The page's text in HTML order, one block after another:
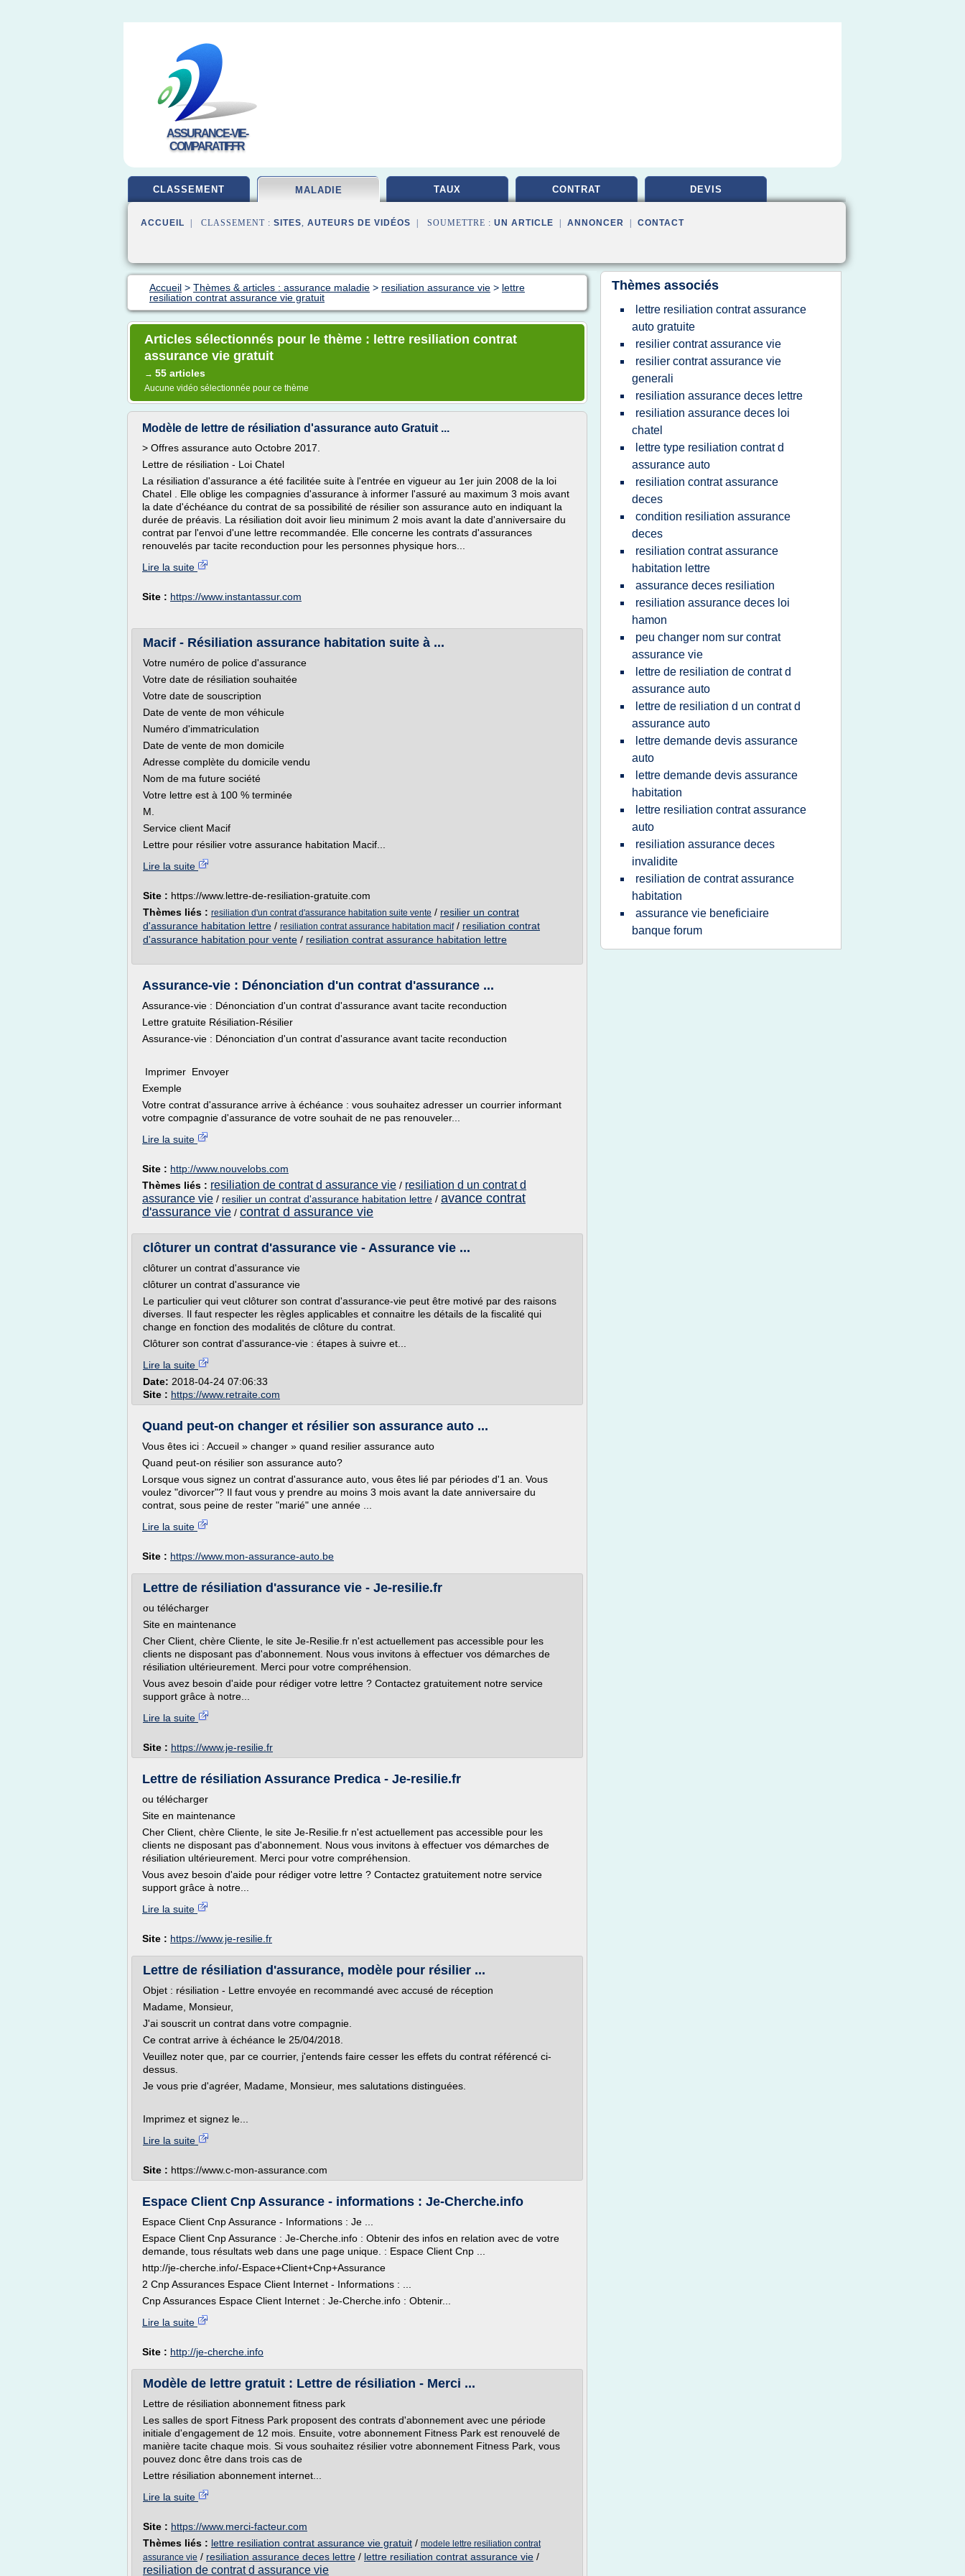
ASSURANCE-VIE-
COMPARATIF.FR
CLASSEMENT MALADIE TAUX CONTRAT DEVIS
ACCUEIL | CLASSEMENT : SITES, AUTEURS DE VIDÉOS | SOUMETTRE : UN ARTICLE ANNONCER CONTACT
Accueil > Thèmes & articles : assurance maladie > resiliation assurance vie > lettre
resiliation contrat assurance vie gratuit
Articles sélectionnés pour le thème : lettre resiliation contrat
assurance vie gratuit
→ 55 articles
Aucune vidéo sélectionnée pour ce thème
Modèle de lettre de résiliation d'assurance auto Gratuit ...
> Offres assurance auto Octobre 2017.
Lettre de résiliation - Loi Chatel
La résiliation d'assurance a été facilitée suite à l'entrée en vigueur au 1er juin 2008 de la loi
Chatel . Elle oblige les compagnies d'assurance à informer l'assuré au maximum 3 mois avant
la date d'échéance du contrat de sa possibilité de résilier son assurance auto en indiquant la
durée de préavis. La résiliation doit avoir lieu minimum 2 mois avant la date d'anniversaire du
contrat par l'envoi d'une lettre recommandée. Elle concerne les contrats d'assurances
renouvelés par tacite reconduction pour les personnes physique hors...
Lire la suite
Site : https://www.instantassur.com
Macif - Résiliation assurance habitation suite à ...
Votre numéro de police d'assurance
Votre date de résiliation souhaitée
Votre date de souscription
Date de vente de mon véhicule
Numéro d'immatriculation
Date de vente de mon domicile
Adresse complète du domicile vendu
Nom de ma future société
Votre lettre est à 100 % terminée
M.
Service client Macif
Lettre pour résilier votre assurance habitation Macif...
Lire la suite
Site : https://www.lettre-de-resiliation-gratuite.com
Thèmes liés : resiliation d'un contrat d'assurance habitation suite vente / resilier un contrat
d'assurance habitation lettre / resiliation contrat assurance habitation macif/ resiliation contrat
d'assurance habitation pour vente / resiliation contrat assurance habitation lettre
Assurance-vie : Dénonciation d'un contrat d'assurance ...
Assurance-vie : Dénonciation d'un contrat d'assurance avant tacite reconduction
Lettre gratuite Résiliation-Résilier
Assurance-vie : Dénonciation d'un contrat d'assurance avant tacite reconduction
Imprimer Envoyer
Exemple
Votre contrat d'assurance arrive à échéance : vous souhaitez adresser un courrier informant
votre compagnie d'assurance de votre souhait de ne pas renouveler...
Lire la suite
Site : http://www.nouvelobs.com
Thèmes liés : resiliation de contrat d assurance vie / resiliation d un contrat d
assurance vie / resilier un contrat d'assurance habitation lettre / avance contrat
d'assurance vie / contrat d assurance vie
clôturer un contrat d'assurance vie - Assurance vie ...
clôturer un contrat d'assurance vie
clôturer un contrat d'assurance vie
Le particulier qui veut clôturer son contrat d'assurance-vie peut être motivé par des raisons
diverses. Il faut respecter les règles applicables et connaitre les détails de la fiscalité qui
change en fonction des modalités de clôture du contrat.
Clôturer son contrat d'assurance-vie : étapes à suivre et...
Lire la suite
Date: 2018-04-24 07:06:33
Site : https://www.retraite.com
Quand peut-on changer et résilier son assurance auto ...
Vous êtes ici : Accueil » changer » quand resilier assurance auto
Quand peut-on résilier son assurance auto?
Lorsque vous signez un contrat d'assurance auto, vous êtes lié par périodes d'1 an. Vous
voulez "divorcer"? Il faut vous y prendre au moins 3 mois avant la date anniversaire du
contrat, sous peine de rester "marié" une année ...
Lire la suite
Site : https://www.mon-assurance-auto.be
Lettre de résiliation d'assurance vie - Je-resilie.fr
ou télécharger
Site en maintenance
Cher Client, chère Cliente, le site Je-Resilie.fr n'est actuellement pas accessible pour les
clients ne disposant pas d'abonnement. Nous vous invitons à effectuer vos démarches de
résiliation ultérieurement. Merci pour votre compréhension.
Vous avez besoin d'aide pour rédiger votre lettre ? Contactez gratuitement notre service
support grâce à notre...
Lire la suite
Site : https://www.je-resilie.fr
Lettre de résiliation Assurance Predica - Je-resilie.fr
ou télécharger
Site en maintenance
Cher Client, chère Cliente, le site Je-Resilie.fr n'est actuellement pas accessible pour les
clients ne disposant pas d'abonnement. Nous vous invitons à effectuer vos démarches de
résiliation ultérieurement. Merci pour votre compréhension.
Vous avez besoin d'aide pour rédiger votre lettre ? Contactez gratuitement notre service
support grâce à notre...
Lire la suite
Site : https://www.je-resilie.fr
Lettre de résiliation d'assurance, modèle pour résilier ...
Objet : résiliation - Lettre envoyée en recommandé avec accusé de réception
Madame, Monsieur,
J'ai souscrit un contrat dans votre compagnie.
Ce contrat arrive à échéance le 25/04/2018.
Veuillez noter que, par ce courrier, j'entends faire cesser les effets du contrat référencé ci-
dessus.
Je vous prie d'agréer, Madame, Monsieur, mes salutations distinguées.
Imprimez et signez le...
Lire la suite
Site : https://www.c-mon-assurance.com
Espace Client Cnp Assurance - informations : Je-Cherche.info
Espace Client Cnp Assurance - Informations : Je ...
Espace Client Cnp Assurance : Je-Cherche.info : Obtenir des infos en relation avec de votre
demande, tous résultats web dans une page unique. : Espace Client Cnp ...
http://je-cherche.info/-Espace+Client+Cnp+Assurance
2 Cnp Assurances Espace Client Internet - Informations : ...
Cnp Assurances Espace Client Internet : Je-Cherche.info : Obtenir...
Lire la suite
Site : http://je-cherche.info
Modèle de lettre gratuit : Lettre de résiliation - Merci ...
Lettre de résiliation abonnement fitness park
Les salles de sport Fitness Park proposent des contrats d'abonnement avec une période
initiale d'engagement de 12 mois. Ensuite, votre abonnement Fitness Park est renouvelé de
manière tacite chaque mois. Si vous souhaitez résilier votre abonnement Fitness Park, vous
pouvez donc être dans trois cas de
Lettre résiliation abonnement internet...
Lire la suite
Site : https://www.merci-facteur.com
Thèmes liés : lettre resiliation contrat assurance vie gratuit / modele lettre resiliation contrat
assurance vie / resiliation assurance deces lettre / lettre resiliation contrat assurance vie /
resiliation de contrat d assurance vie
Thèmes associés
lettre resiliation contrat assurance
auto gratuite
resilier contrat assurance vie
resilier contrat assurance vie
generali
resiliation assurance deces lettre
resiliation assurance deces loi
chatel
lettre type resiliation contrat d
assurance auto
resiliation contrat assurance
deces
condition resiliation assurance
deces
resiliation contrat assurance
habitation lettre
assurance deces resiliation
resiliation assurance deces loi
hamon
peu changer nom sur contrat
assurance vie
lettre de resiliation de contrat d
assurance auto
lettre de resiliation d un contrat d
assurance auto
lettre demande devis assurance
auto
lettre demande devis assurance
habitation
lettre resiliation contrat assurance
auto
resiliation assurance deces
invalidite
resiliation de contrat assurance
habitation
assurance vie beneficiaire
banque forum